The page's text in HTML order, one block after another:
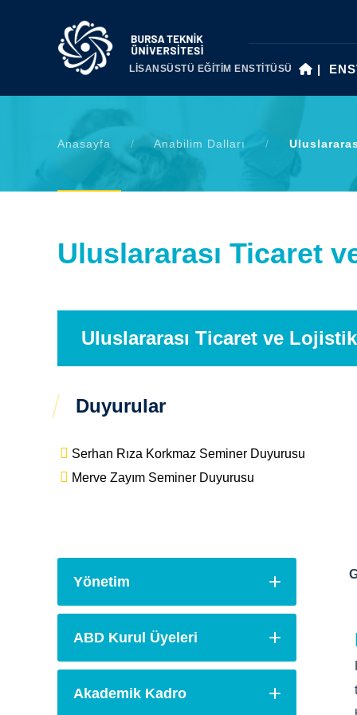
LİSANSÜSTÜ EĞİTİM ENSTİTÜSÜ |
Anasayfa / Anabilim Dalları /
Uluslararası Ticaret
Uluslararası Ticaret ve
Duyurular
Serhan Rıza Korkmaz Seminer Duyurusu
Merve Zayım Seminer Duyurusu
Yönetim
ABD Kurul Üyeleri
Akademik Kadro